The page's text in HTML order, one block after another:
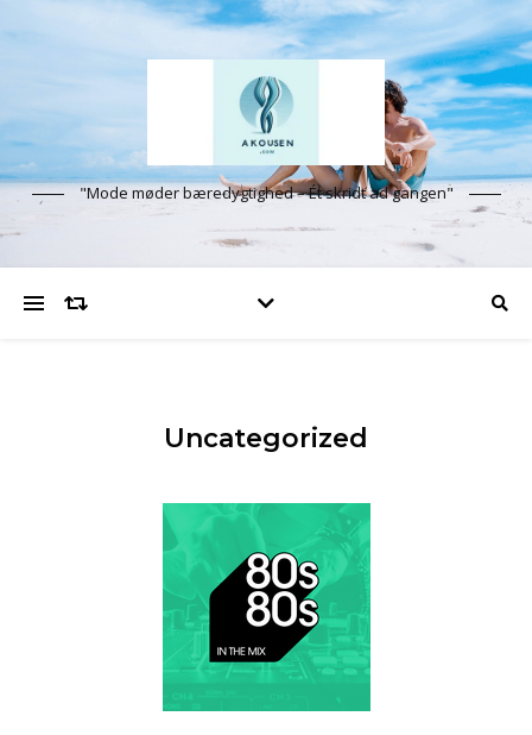
"Mode møder bæredygtighed – Ét skridt ad gangen"
Uncategorized